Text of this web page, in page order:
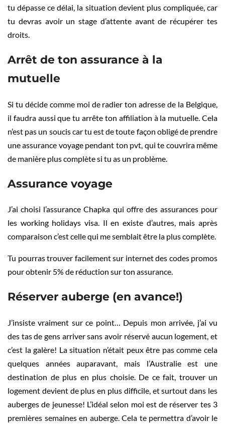
tu dépasse ce délai, la situation devient plus compliquée, car
tu devras avoir un stage d’attente avant de récupérer tes
droits.
Arrêt de ton assurance à la
mutuelle
Si tu décide comme moi de radier ton adresse de la Belgique,
il faudra aussi que tu arrête ton affiliation à la mutuelle. Cela
n’est pas un soucis car tu est de toute façon obligé de prendre
une assurance voyage pendant ton pvt, qui te couvrira même
de manière plus complète si tu as un problème.
Assurance voyage
J’ai choisi l’assurance Chapka qui offre des assurances pour
les working holidays visa. Il en existe d’autres, mais après
comparaison c’est celle qui me semblait être la plus complète.
Tu pourras trouver facilement sur internet des codes promos
pour obtenir 5% de réduction sur ton assurance.
Réserver auberge (en avance!)
J’insiste vraiment sur ce point… Depuis mon arrivée, j’ai vu
des tas de gens arriver sans avoir réservé aucun logement, et
c’est la galère! La situation n’était peux être pas comme cela
quelques années auparavant, mais l’Australie est une
destination de plus en plus choisie. De ce fait, trouver un
logement devient de plus en plus difficile, et surtout dans les
auberges de jeunesse! L’idéal selon moi est de réserver tes 3
premières semaines en auberge. Cela te permettra d’avoir le